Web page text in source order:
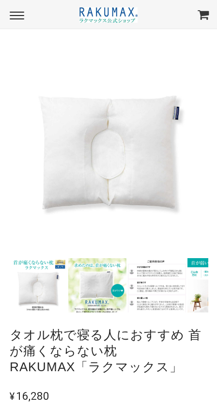
タオル枕で寝る人におすすめ 首
が痛くならない枕
RAKUMAX「ラクマックス」
¥16,280